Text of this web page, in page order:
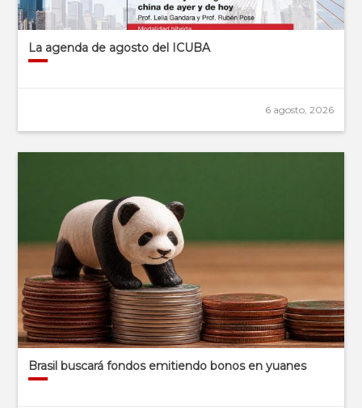
La agenda de agosto del ICUBA
6 agosto, 2026
Brasil buscará fondos emitiendo bonos en yuanes